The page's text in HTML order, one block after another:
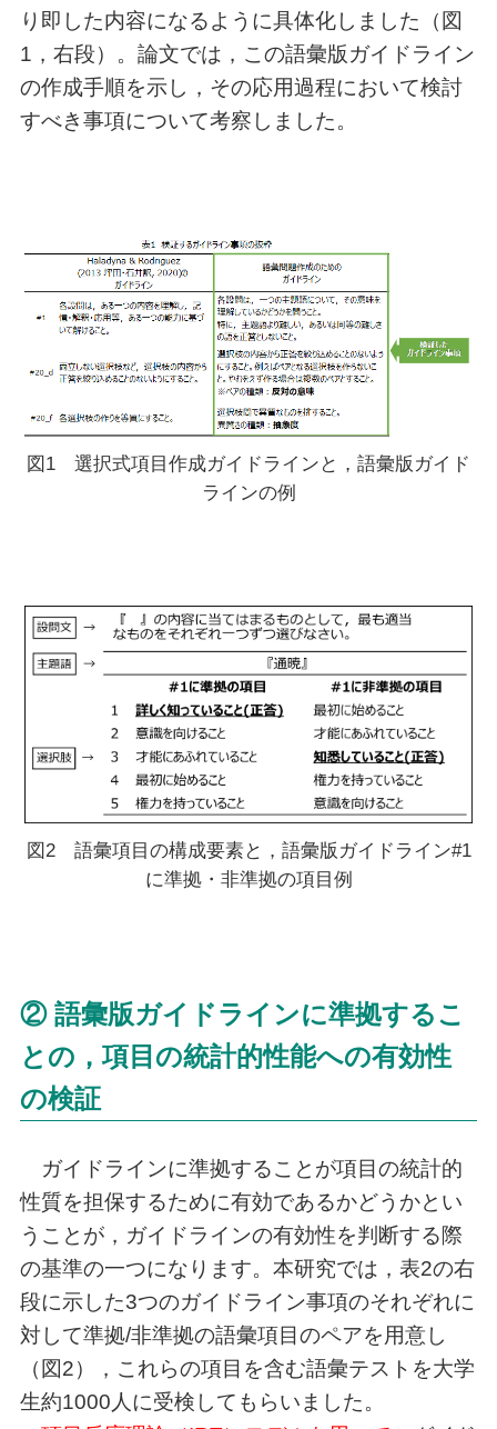
り即した内容になるように具体化しました（図
1，右段）。論文では，この語彙版ガイドライン
の作成手順を示し，その応用過程において検討
すべき事項について考察しました。
図1 選択式項目作成ガイドラインと，語彙版ガイド
ラインの例
図2 語彙項目の構成要素と，語彙版ガイドライン#1
に準拠・非準拠の項目例
② 語彙版ガイドラインに準拠するこ
との，項目の統計的性能への有効性
の検証
ガイドラインに準拠することが項目の統計的
性質を担保するために有効であるかどうかとい
うことが，ガイドラインの有効性を判断する際
の基準の一つになります。本研究では，表2の右
段に示した3つのガイドライン事項のそれぞれに
対して準拠/非準拠の語彙項目のペアを用意し
（図2），これらの項目を含む語彙テストを大学
生約1000人に受検してもらいました。